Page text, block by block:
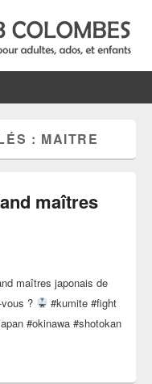
: MAITRE
maîtres
maîtres japonais de
?
#kumite #fight
#okinawa #shotokan